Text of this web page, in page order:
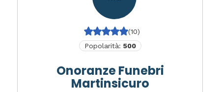
(10)
Popolarità: 500
Onoranze Funebri
Martinsicuro